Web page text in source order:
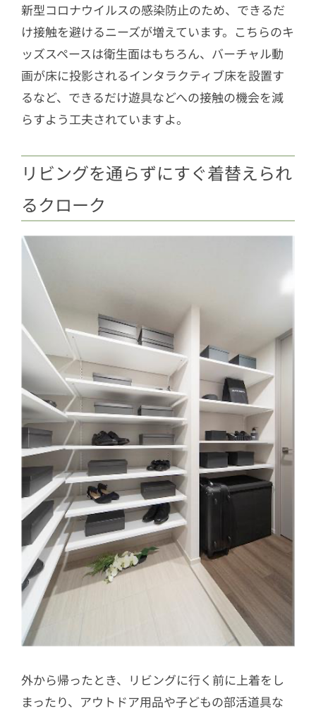
新型コロナウイルスの感染防止のため、できるだ
け接触を避けるニーズが増えています。こちらのキ
ッズスペースは衛生面はもちろん、バーチャル動
画が床に投影されるインタラクティブ床を設置す
るなど、できるだけ遊具などへの接触の機会を減
らすよう工夫されていますよ。
リビングを通らずにすぐ着替えられ
るクローク
外から帰ったとき、リビングに行く前に上着をし
まったり、アウトドア用品や子どもの部活道具な